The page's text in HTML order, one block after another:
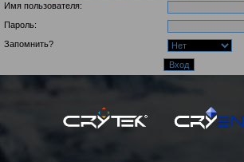
Имя пользователя:
Пароль:
Запомнить?